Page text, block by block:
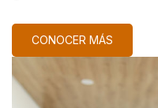
CONOCER MÁS